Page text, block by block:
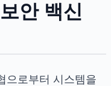
안 백신
으로부터 시스템을